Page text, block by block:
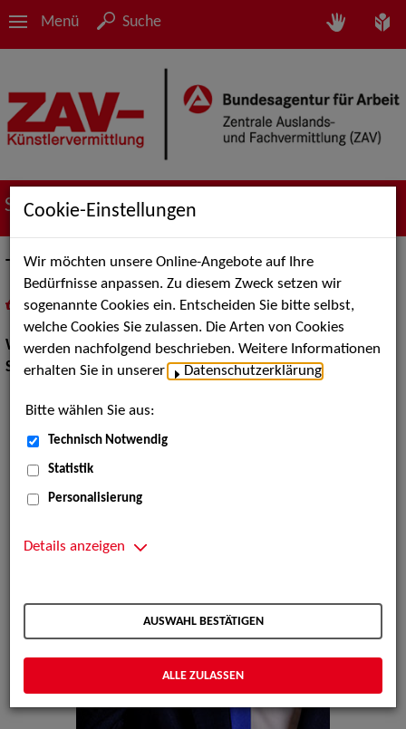
Menü Suche
Suche nach Künstler*innen
Tim Jantzen
als PDF speichern
inMeine Merklistelegen
Walk Acts Animation:Tischzauberei, Walk Acts
Show Acts: Zauberei
Cookie-Einstellungen
Wir möchten unsere Online-Angebote auf Ihre
Bedürfnisse anpassen. Zu diesem Zweck setzen wir
sogenannte Cookies ein. Entscheiden Sie bitte selbst,
welche Cookies Sie zulassen. Die Arten von Cookies
werden nachfolgend beschrieben. Weitere Informationen
erhalten Sie in unserer
Datenschutzerklärung
Bitte wählen Sie aus:
Technisch Notwendig
Statistik
Personalisierung
Details anzeigen
AUSWAHL BESTÄTIGEN
ALLE ZULASSEN